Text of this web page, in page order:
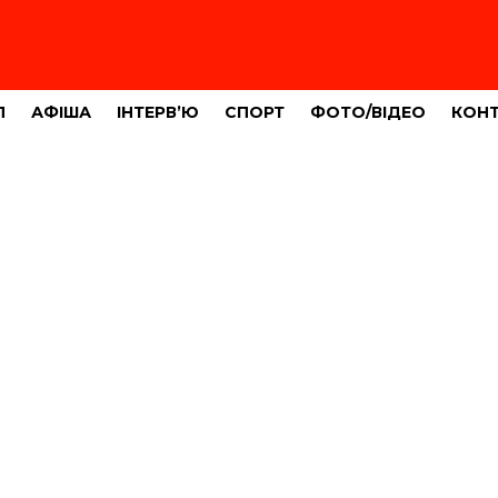
АФІША ІНТЕРВ’Ю СПОРТ ФОТО/ВІДЕО